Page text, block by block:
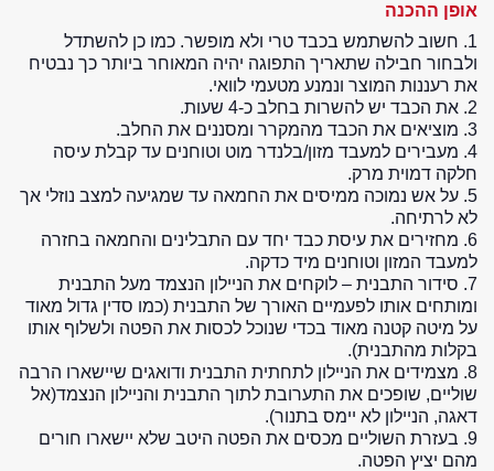
אופן ההכנה
1. חשוב להשתמש בכבד טרי ולא מופשר. כמו כן להשתדל
ולבחור חבילה שתאריך התפוגה יהיה המאוחר ביותר כך נבטיח
את רעננות המוצר ונמנע מטעמי לוואי.
2. את הכבד יש להשרות בחלב כ-4 שעות.
3. מוציאים את הכבד מהמקרר ומסננים את החלב.
4. מעבירים למעבד מזון/בלנדר מוט וטוחנים עד קבלת עיסה
חלקה דמוית מרק.
5. על אש נמוכה ממיסים את החמאה עד שמגיעה למצב נוזלי אך
לא לרתיחה.
6. מחזירים את עיסת כבד יחד עם התבלינים והחמאה בחזרה
למעבד המזון וטוחנים מיד כדקה.
7. סידור התבנית – לוקחים את הניילון הנצמד מעל התבנית
ומותחים אותו לפעמיים האורך של התבנית (כמו סדין גדול מאוד
על מיטה קטנה מאוד בכדי שנוכל לכסות את הפטה ולשלוף אותו
בקלות מהתבנית).
8. מצמידים את הניילון לתחתית התבנית ודואגים שיישארו הרבה
שוליים, שופכים את התערובת לתוך התבנית והניילון הנצמד(אל
דאגה, הניילון לא יימס בתנור).
9. בעזרת השוליים מכסים את הפטה היטב שלא יישארו חורים
מהם יציץ הפטה.